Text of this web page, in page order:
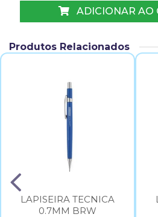
ADICIONAR AO
Produtos Relacionados
LAPISEIRA TECNICA
0.7MM BRW